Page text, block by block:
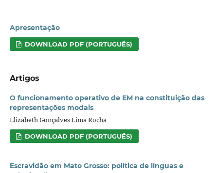
Apresentação
DOWNLOAD PDF (PORTUGUÊS)
Artigos
O funcionamento operativo de EM na constituição das
representações modais
Elizabeth Gonçalves Lima Rocha
DOWNLOAD PDF (PORTUGUÊS)
Escravidão em Mato Grosso: política de línguas e